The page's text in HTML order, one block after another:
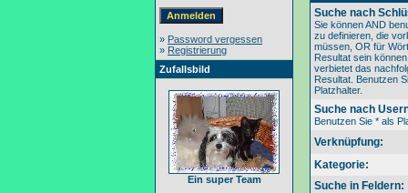
» Password vergessen
» Registrierung
Zufallsbild
Ein super Team
Suche nach
Sie können AND
zu definieren, die
müssen, OR für
Resultat sein
verbietet das
Resultat. Benutzen
Platzhalter.
Suche nach
Benutzen Sie * als
Verknüpfung:
Kategorie:
Suche in Feldern: